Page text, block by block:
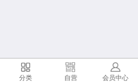
分类 自营 会员中心